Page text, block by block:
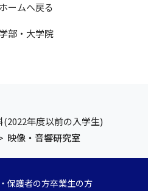
部・大学院
ホームへ戻る
年度以前の入学生)
映像・音響研究室
保護者の方卒業生の方